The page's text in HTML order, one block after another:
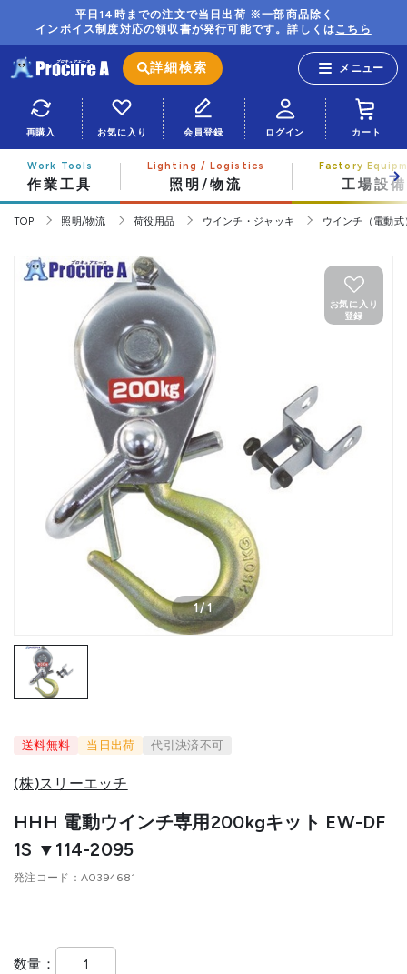
平日14時までの注文で当日出荷 ※一部商品除く
インボイス制度対応の領収書が発行可能です。詳しくはこちら
詳細検索
再購入 お気に入り 会員登録 ログイン カート
作業工具 照明/物流 工場設備
TOP 照明/物流 荷役用品 ウインチ・ジャッキ ウインチ（電動式
1/1
お気に入り
登録
送料無料 当日出荷 代引決済不可
(株)スリーエッチ
HHH 電動ウインチ専用200kgキット EW-DF
1S ▼114-2095
発注コード A0394681
数量